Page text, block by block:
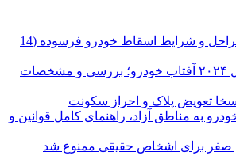
راهنمای کامل مراحل و شرایط اسقاط خودرو فرسوده (14
مزدا CX-30 مدل ۲۰۲۴ آفتاب خودرو؛ بررسی و مشخصات
سخا تعویض پلاک و احراز سکونت
به مناطق آزاد، راهنمای کامل قوانین و
صفر برای اشخاص حقیقی ممنوع شد